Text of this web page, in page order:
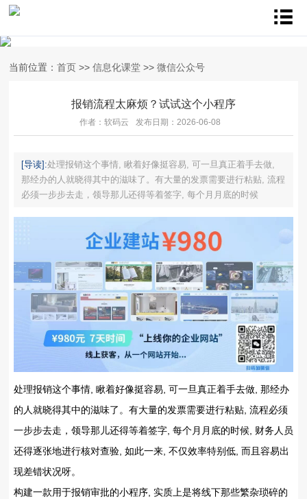
当前位置： 首页 >> 信息化课堂 >> 微信公众号
报销流程太麻烦？试试这个小程序
作者：软码云 发布日期：2026-06-08
[导读]:处理报销这个事情, 瞅着好像挺容易, 可一旦真正着手去做,
那经办的人就晓得其中的滋味了。有大量的发票需要进行粘贴, 流程
必须一步步去走，领导那儿还得等着签字, 每个月月底的时候
处理报销这个事情, 瞅着好像挺容易, 可一旦真正着手去做, 那经办
的人就晓得其中的滋味了。有大量的发票需要进行粘贴, 流程必须
一步步去走，领导那儿还得等着签字, 每个月月底的时候, 财务人员
还得逐张地进行核对查验, 如此一来, 不仅效率特别低, 而且容易出
现差错状况呀。
构建一款用于报销审批的小程序, 实质上是将线下那些繁杂琐碎的